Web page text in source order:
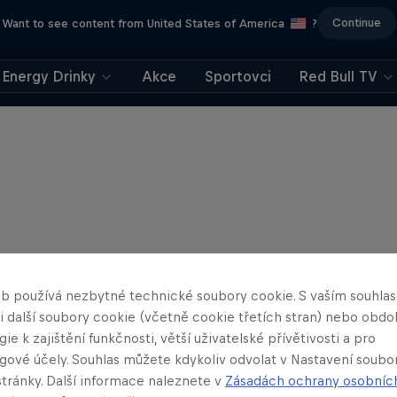
Want to see content from United States of America ? Continue
Energy Drinky Akce Sportovci Red Bull TV
používá nezbytné technické soubory cookie. S vaším
další soubory cookie (včetně cookie třetích stran) nebo
k zajištění funkčnosti, větší uživatelské přívětivosti a pro
účely. Souhlas můžete kdykoliv odvolat v Nastavení
Další informace naleznete v Zásadách ochrany